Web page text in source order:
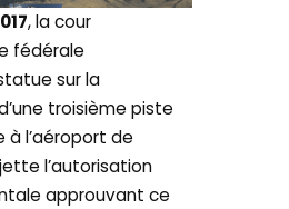
, la cour
fédérale
sur la
troisième piste
à l’aéroport de
l’autorisation
approuvant ce